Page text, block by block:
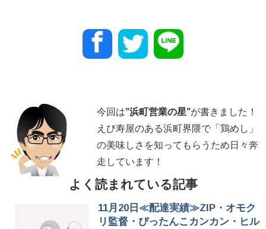
今回は”浜町営業の星”が書きました！
えび寿屋のある浜町界隈で「鶏めし」
の美味しさを知ってもらうため日々奔
走しています！
よく読まれている記事
11月20日≪配達実績≫ZIP・オモク
リ監督・ぴったんこカンカン・ヒル